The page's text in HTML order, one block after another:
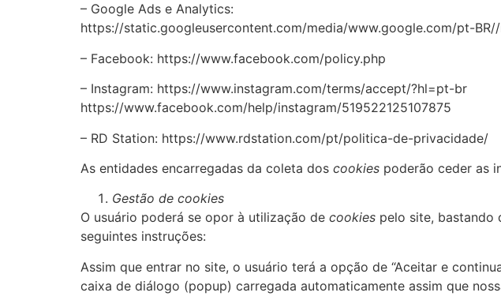
– Google Ads e Analytics:
https://static.googleusercontent.com/media/www.google.com/pt-
– Facebook: https://www.facebook.com/policy.php
– Instagram: https://www.instagram.com/terms/accept/?hl=pt-br
https://www.facebook.com/help/instagram/519522125107875
– RD Station: https://www.rdstation.com/pt/politica-de-privacidade/
As entidades encarregadas da coleta dos cookies poderão ceder as
Gestão de cookies
O usuário poderá se opor à utilização de cookies pelo site, bastando
seguintes instruções:
Assim que entrar no site, o usuário terá a opção de “Aceitar e
caixa de diálogo (popup) carregada automaticamente assim que